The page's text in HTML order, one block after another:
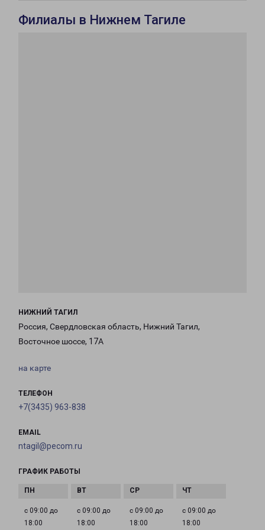
Филиалы в Нижнем Тагиле
НИЖНИЙ ТАГИЛ
Россия, Свердловская область, Нижний Тагил,
Восточное шоссе, 17А
на карте
ТЕЛЕФОН
+7(3435) 963-838
EMAIL
ntagil@pecom.ru
ГРАФИК РАБОТЫ
с 09:00 до
18:00
с 09:00 до
18:00
с 09:00 до
18:00
с 09:00 до
18:00